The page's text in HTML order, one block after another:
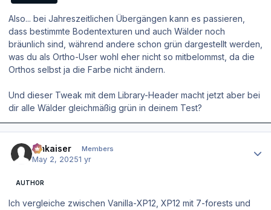
Also... bei Jahreszeitlichen Übergängen kann es passieren,
dass bestimmte Bodentexturen und auch Wälder noch
bräunlich sind, während andere schon grün dargestellt werden,
was du als Ortho-User wohl eher nicht so mitbelommst, da die
Orthos selbst ja die Farbe nicht ändern.
Und dieser Tweak mit dem Library-Header macht jetzt aber bei
dir alle Wälder gleichmäßig grün in deinem Test?
hmkaiser Members
May 2, 20251 yr
AUTHOR
Ich vergleiche zwischen Vanilla-XP12, XP12 mit 7-forests und